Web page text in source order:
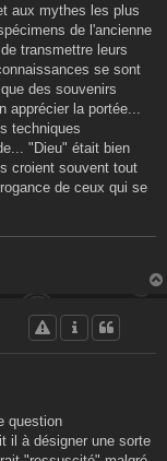
aux mythes les plus
de l'ancienne
transmettre leurs
se sont
des souvenirs
la portée...
techniques
"Dieu" était bien
croient souvent tout
de ceux qui se
question
il à désigner une sorte